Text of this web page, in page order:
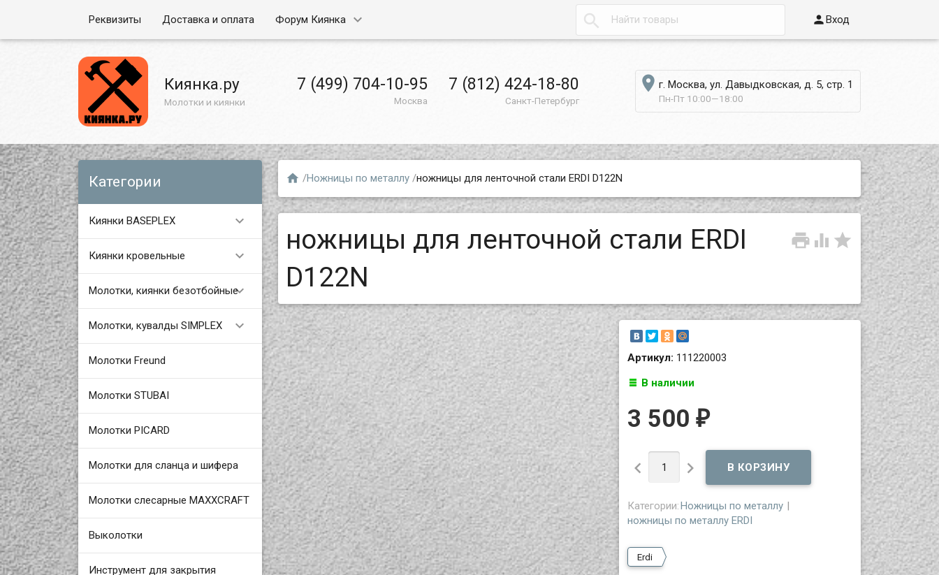
Реквизиты Доставка и оплата Форум Киянка  Вход
Киянка.ру
Молотки и киянки
7 (499) 704-10-95
Москва
7 (812) 424-18-80
Санкт-Петербург
 г. Москва, ул. Давыдковская, д. 5, стр. 1
Пн-Пт 10:00—18:00
Категории
Киянки BASEPLEX 
Киянки кровельные 
Молотки, киянки безотбойные
Молотки, кувалды SIMPLEX 
Молотки Freund
Молотки STUBAI
Молотки PICARD
Молотки для сланца и шифера
Молотки слесарные MAXXCRAFT
Выколотки
Инструмент для закрытия
 /Ножницы по металлу /ножницы для ленточной стали ERDI D122N
  
ножницы для ленточной стали ERDI
D122N
Артикул: 111220003
В наличии
3 500₽
 
Категории:Ножницы по металлу
ножницы по металлу ERDI
Erdi